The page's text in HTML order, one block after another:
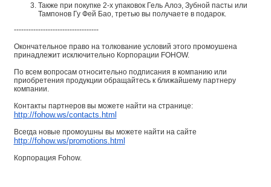
Также при покупке 2-х упаковок Гель Алоэ, Зубной пасты или
Тампонов Гу Фей Бао, третью вы получаете в подарок.
-----------------------------------
Окончательное право на толкование условий этого промоушена
принадлежит исключительно Корпорации FOHOW.
По всем вопросам относительно подписания в компанию или
приобретения продукции обращайтесь к ближайшему партнеру
компании.
Контакты партнеров вы можете найти на странице:
http://fohow.ws/contacts.html
Всегда новые промоушны вы можете найти на сайте
http://fohow.ws/promotions.html
Корпорация Fohow.